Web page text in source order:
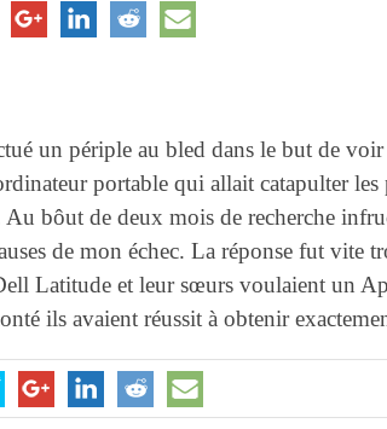
un périple au bled dans le but de
portable qui allait catapulter les
Au bôut de deux mois de recherche
de mon échec. La réponse fut vite
Latitude et leur sœurs voulaient un
ils avaient réussit à obtenir